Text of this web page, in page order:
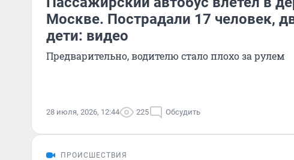
Москве. Пострадали 17 человек,
дети: видео
Предварительно, водителю стало плохо за рулем
28 июля, 2026, 12:44 225 Обсудить
ПРОИСШЕСТВИЯ